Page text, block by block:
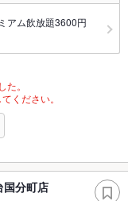
アム飲放題3600円
。
ください。
国分町店